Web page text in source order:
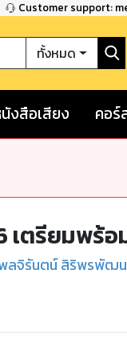
Customer support:
ทั้งหมด
งสือเสียง คอร์
เตรียมพร้
ลจิรันตน์ สิริพรพัฒน